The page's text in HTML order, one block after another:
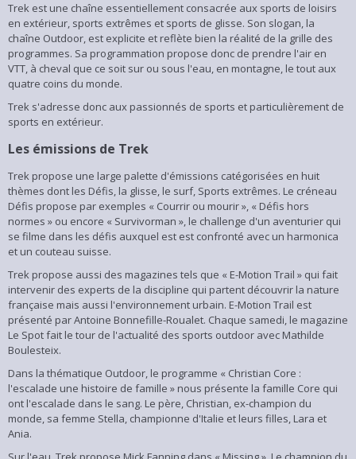
Trek est une chaîne essentiellement consacrée aux sports de loisirs
en extérieur, sports extrêmes et sports de glisse. Son slogan, la
chaîne Outdoor, est explicite et reflète bien la réalité de la grille des
programmes. Sa programmation propose donc de prendre l'air en
VTT, à cheval que ce soit sur ou sous l'eau, en montagne, le tout aux
quatre coins du monde.
Trek s'adresse donc aux passionnés de sports et particulièrement de
sports en extérieur.
Les émissions de Trek
Trek propose une large palette d'émissions catégorisées en huit
thèmes dont les Défis, la glisse, le surf, Sports extrêmes. Le créneau
Défis propose par exemples « Courrir ou mourir », « Défis hors
normes » ou encore « Survivorman », le challenge d'un aventurier qui
se filme dans les défis auxquel est est confronté avec un harmonica
et un couteau suisse.
Trek propose aussi des magazines tels que « E-Motion Trail » qui fait
intervenir des experts de la discipline qui partent découvrir la nature
française mais aussi l'environnement urbain. E-Motion Trail est
présenté par Antoine Bonnefille-Roualet. Chaque samedi, le magazine
Le Spot fait le tour de l'actualité des sports outdoor avec Mathilde
Boulesteix.
Dans la thématique Outdoor, le programme « Christian Core :
l'escalade une histoire de famille » nous présente la famille Core qui
ont l'escalade dans le sang. Le père, Christian, ex-champion du
monde, sa femme Stella, championne d'Italie et leurs filles, Lara et
Ania.